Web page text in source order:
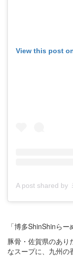
View this post
A post shared by
「博多ShinShinらー
豚骨・佐賀県のあり
なスープに、九州の